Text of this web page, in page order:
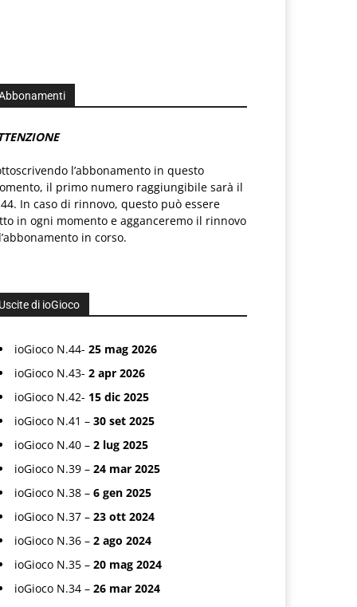
l’abbonamento in questo
il primo numero raggiungibile sarà il
In caso di rinnovo, questo può essere
in ogni momento e agganceremo il rinnovo
in corso.
Uscite di ioGioco
ioGioco N.44- 25 mag 2026
ioGioco N.43- 2 apr 2026
ioGioco N.42- 15 dic 2025
ioGioco N.41 – 30 set 2025
ioGioco N.40 – 2 lug 2025
ioGioco N.39 – 24 mar 2025
ioGioco N.38 – 6 gen 2025
ioGioco N.37 – 23 ott 2024
ioGioco N.36 – 2 ago 2024
ioGioco N.35 – 20 mag 2024
ioGioco N.34 – 26 mar 2024